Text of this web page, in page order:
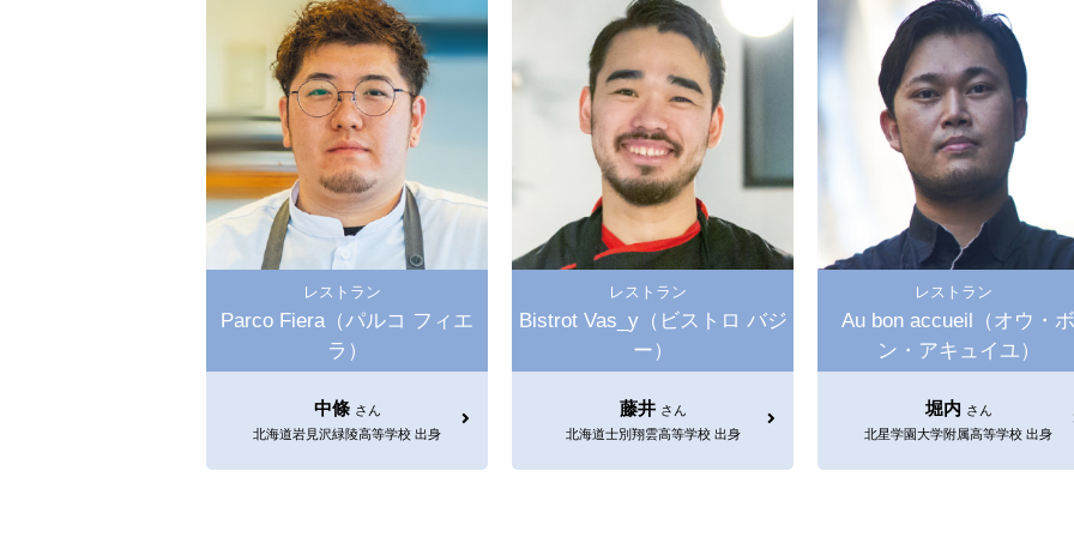
レストラン
Parco Fiera（パルコ フィエ
ラ）
中條 さん
北海道岩見沢緑陵高等学校 出身
レストラン
Bistrot Vas_y（ビストロ バジ
ー）
藤井 さん
北海道士別翔雲高等学校 出身
レストラン
Au bon accueil（オウ・ボ
ン・アキュイユ）
堀内 さん
北星学園大学附属高等学校 出身